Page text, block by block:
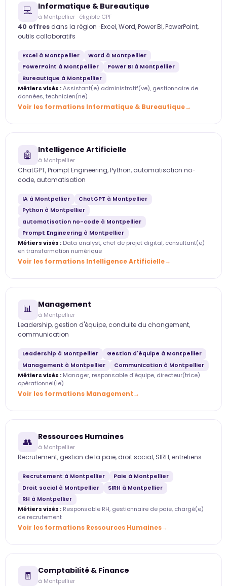
💻 Informatique & Bureautique
à Montpellier · éligible CPF
40 offres dans la région · Excel, Word, Power BI, PowerPoint,
outils collaboratifs
Excel à Montpellier
Word à Montpellier
PowerPoint à Montpellier
Power BI à Montpellier
Bureautique à Montpellier
Métiers visés :Assistant(e) administratif(ve), gestionnaire de
données, technicien(ne)
Voir les formations Informatique & Bureautique
🤖 Intelligence Artificielle
à Montpellier
ChatGPT, Prompt Engineering, Python, automatisation no-
code, automatisation
IA à Montpellier
ChatGPT à Montpellier
Python à Montpellier
automatisation no-code à Montpellier
Prompt Engineering à Montpellier
Métiers visés : Data analyst, chef de projet digital, consultant(e)
en transformation numérique
Voir les formations Intelligence Artificielle
📊 Management
à Montpellier
Leadership, gestion d'équipe, conduite du changement,
communication
Leadership à Montpellier
Gestion d'équipe à Montpellier
Management à Montpellier
Communication à Montpellier
Métiers visés : Manager, responsable d'équipe, directeur(trice)
opérationnel(le)
Voir les formations Management
👥 Ressources Humaines
à Montpellier
Recrutement, gestion de la paie, droit social, SIRH, entretiens
Recrutement à Montpellier
Paie à Montpellier
Droit social à Montpellier
SIRH à Montpellier
RH à Montpellier
Métiers visés : Responsable RH, gestionnaire de paie, chargé(e)
de recrutement
Voir les formations Ressources Humaines
🧾 Comptabilité & Finance
à Montpellier